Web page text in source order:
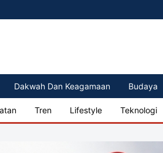
Dakwah Dan Keagamaan Budaya
Tren Lifestyle Teknologi